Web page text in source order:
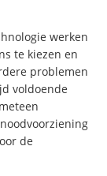
werken
te kiezen en
problemen
voldoende
de